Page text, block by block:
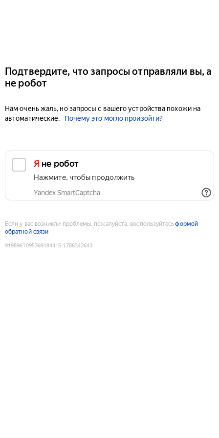
Подтвердите, что запросы отправляли вы, а
не робот
Нам очень жаль, но запросы с вашего устройства похожи на
автоматические.
Почему это могло произойти?
Я не робот
Нажмите, чтобы продолжить
Yandex SmartCaptcha
Если у вас возникли проблемы, пожалуйста, воспользуйтесьформой
обратной связи
9198961095369184415:1786342643